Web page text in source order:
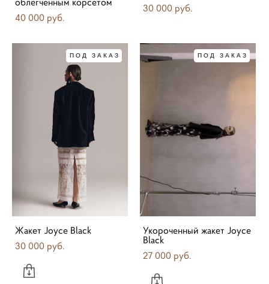
40 000 pуб.
30 000 pуб.
ПОД ЗАКАЗ
Жакет Joyce Black
30 000 pуб.
ПОД ЗАКАЗ
Укороченный жакет Joyce
Black
27 000 pуб.